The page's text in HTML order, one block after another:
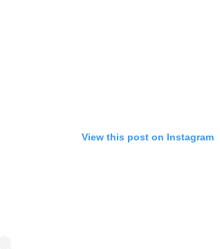
View this post on Instagram